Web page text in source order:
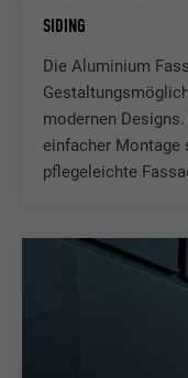
SIDING
Die Aluminium
modernen
einfacher Montage
pflegeleichte